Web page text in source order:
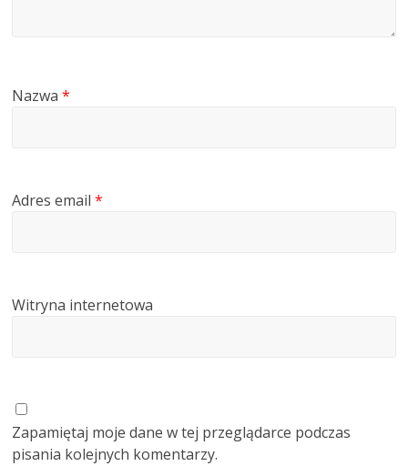
Nazwa*
Adres email*
Witryna internetowa
Zapamiętaj moje dane w tej przeglądarce podczas
pisania kolejnych komentarzy.